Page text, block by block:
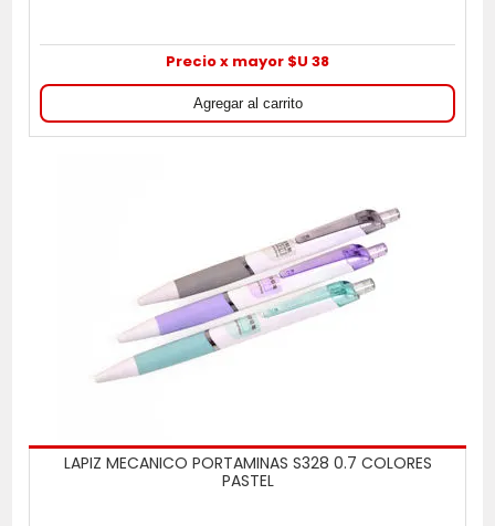
Precio x mayor $U 38
LAPIZ MECANICO PORTAMINAS S328 0.7 COLORES
PASTEL